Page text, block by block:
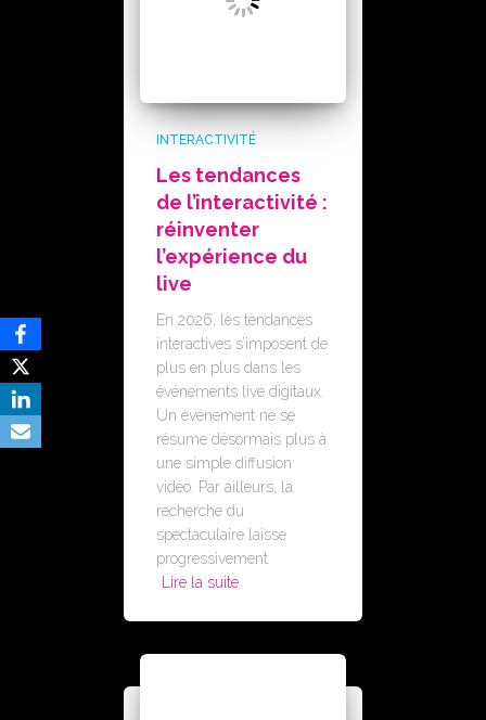
INTERACTIVITÉ
Les tendances
de l’interactivité :
réinventer
l’expérience du
live
En 2026, les tendances
interactives s’imposent de
plus en plus dans les
événements live digitaux.
Un événement ne se
résume désormais plus à
une simple diffusion
vidéo. Par ailleurs, la
recherche du
spectaculaire laisse
progressivement
Lire la suite